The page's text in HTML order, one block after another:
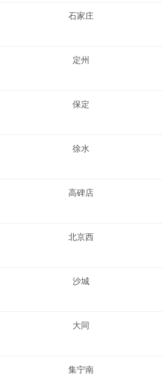
石家庄
定州
保定
徐水
高碑店
北京西
沙城
大同
集宁南